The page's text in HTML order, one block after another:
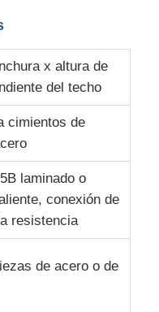
x altura de
del techo
cimientos de
laminado o
conexión de
resistencia
de acero o de